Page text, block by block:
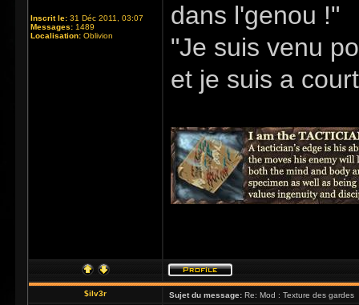
Inscrit le: 31 Déc 2011, 03:07
Messages: 1489
Localisation: Oblivion
dans l'genou !"
"Je suis venu
et je suis a
$ilv3r Sujet du message: Re: Mod : Texture des gardes